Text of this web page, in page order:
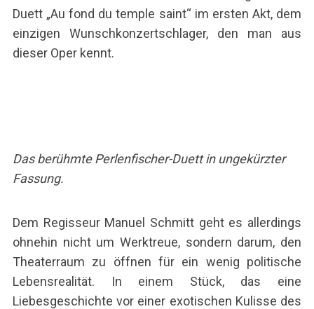
Duett „Au fond du temple saint“ im ersten Akt, dem
einzigen Wunschkonzertschlager, den man aus
dieser Oper kennt.
Das berühmte Perlenfischer-Duett in ungekürzter
Fassung.
Dem Regisseur Manuel Schmitt geht es allerdings
ohnehin nicht um Werktreue, sondern darum, den
Theaterraum zu öffnen für ein wenig politische
Lebensrealität. In einem Stück, das eine
Liebesgeschichte vor einer exotischen Kulisse des